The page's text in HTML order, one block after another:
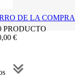
DE LA COMPRA
PRODUCTO
€